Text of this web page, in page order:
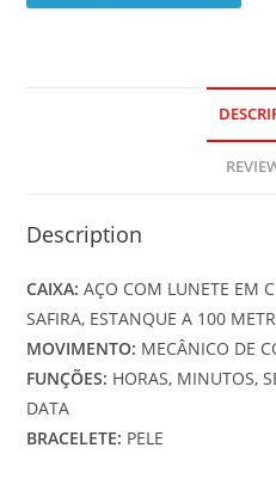
Description
CAIXA: AÇO COM LUNETE EM
SAFIRA, ESTANQUE A 100
MOVIMENTO: MECÂNICO DE
FUNÇÕES: HORAS, MINUTOS,
DATA
BRACELETE: PELE